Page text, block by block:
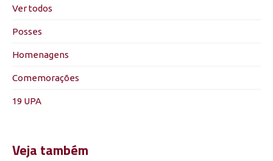
Ver todos
Posses
Homenagens
Comemorações
19 UPA
Veja também